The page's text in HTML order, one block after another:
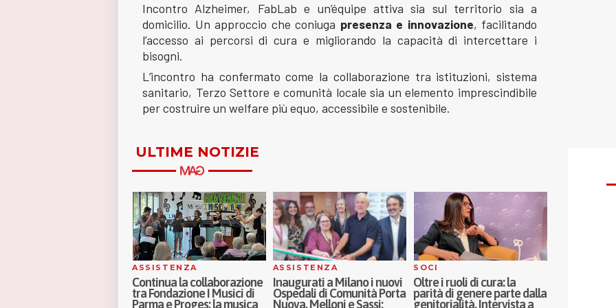
Incontro Alzheimer, FabLab e un’équipe attiva sia sul territorio sia a
domicilio. Un approccio che coniuga presenza e innovazione, facilitando
l’accesso ai percorsi di cura e migliorando la capacità di intercettare i
bisogni.
L’incontro ha confermato come la collaborazione tra istituzioni, sistema
sanitario, Terzo Settore e comunità locale sia un elemento imprescindibile
per costruire un welfare più equo, accessibile e sostenibile.
ULTIME NOTIZIE
ASSISTENZA
Inaugurati a Milano i nuovi
Ospedali di Comunità Porta
Nuova, Melloni e Sassi:
SOCI
Oltre i ruoli di cura: la
parità di genere parte dalla
genitorialità. Intervista a
COOPERAZIONE
La cooperazione
dell’Emilia-Romagna
promuove il nuovo Patto
Continua la
tra
Parma e